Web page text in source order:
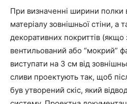
При визначенні ширини полки
матеріалу зовнішньої стіни, а
декоративних покриттів (якщо
вентильований або “мокрий”
виступати на 3 см від
сливи проектують так, щоб
був утворений скіс, який